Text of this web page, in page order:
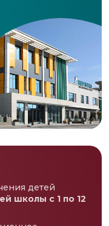
детей
школы с 1 по 12